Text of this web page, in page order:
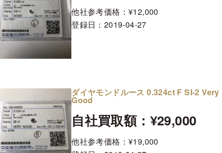
他社参考価格：¥12,000
登録日： 2019-04-27
ダイヤモンドルース 0.324ct F SI-2 Very
Good
自社買取額：¥29,000
他社参考価格：¥19,000